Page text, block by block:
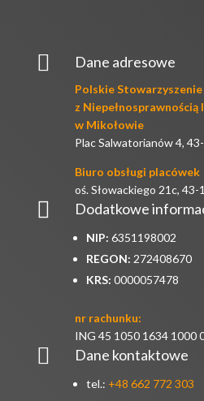
 Dane adresowe
Polskie Stowarzyszenie
z
w Mikołowie
Plac Salwatorianów 4,
Biuro obsługi placówek
oś. Słowackiego 21c, 43-
 Dodatkowe
NIP: 6351198002
REGON: 272408670
KRS: 0000057478
nr rachunku:
ING 45 1050 1634 1000
 Dane kontaktowe
tel.: +48 662 772 303